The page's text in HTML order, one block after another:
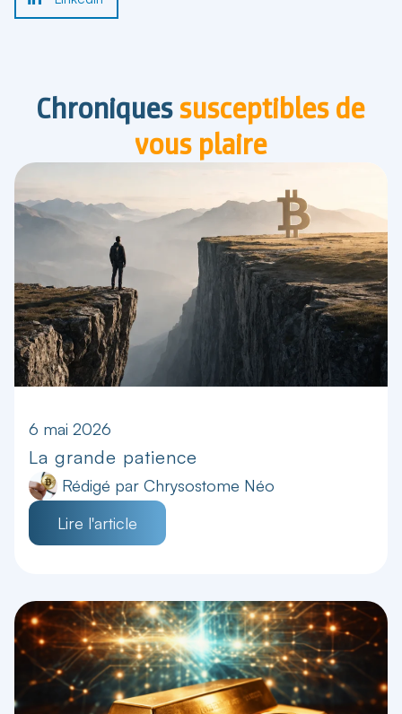
Chroniquessusceptibles de
vous plaire
6 mai 2026
La grande patience
Rédigé par Chrysostome Néo
Lire l'article